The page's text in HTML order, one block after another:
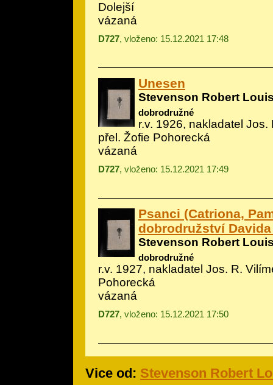
Dolejší
vázaná
D727, vloženo: 15.12.2021 17:48
Unesen
Stevenson Robert
dobrodružné
r.v. 1926, nakladatel Jos.
přel. Žofie Pohorecká
vázaná
D727, vloženo: 15.12.2021 17:49
Psanci (Catriona,
dobrodružství
Stevenson Robert
dobrodružné
r.v. 1927, nakladatel Jos. R.
Pohorecká
vázaná
D727, vloženo: 15.12.2021 17:50
Vice od: Stevenson Robert